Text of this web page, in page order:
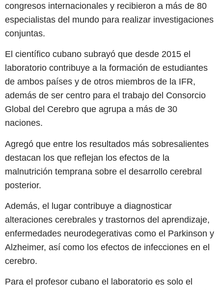
congresos internacionales y recibieron a más de 80
especialistas del mundo para realizar investigaciones
conjuntas.
El científico cubano subrayó que desde 2015 el
laboratorio contribuye a la formación de estudiantes
de ambos países y de otros miembros de la IFR,
además de ser centro para el trabajo del Consorcio
Global del Cerebro que agrupa a más de 30
naciones.
Agregó que entre los resultados más sobresalientes
destacan los que reflejan los efectos de la
malnutrición temprana sobre el desarrollo cerebral
posterior.
Además, el lugar contribuye a diagnosticar
alteraciones cerebrales y trastornos del aprendizaje,
enfermedades neurodegerativas como el Parkinson y
Alzheimer, así como los efectos de infecciones en el
cerebro.
Para el profesor cubano el laboratorio es solo el